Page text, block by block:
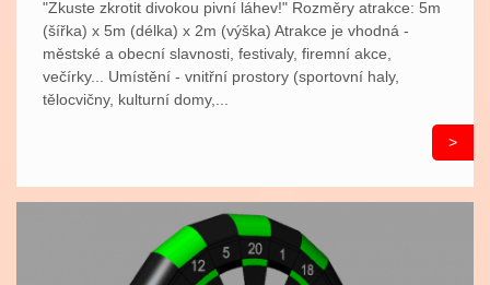
"Zkuste zkrotit divokou pivní láhev!" Rozměry atrakce: 5m
(šířka) x 5m (délka) x 2m (výška) Atrakce je vhodná -
městské a obecní slavnosti, festivaly, firemní akce,
večírky... Umístění - vnitřní prostory (sportovní haly,
tělocvičny, kulturní domy,...
>